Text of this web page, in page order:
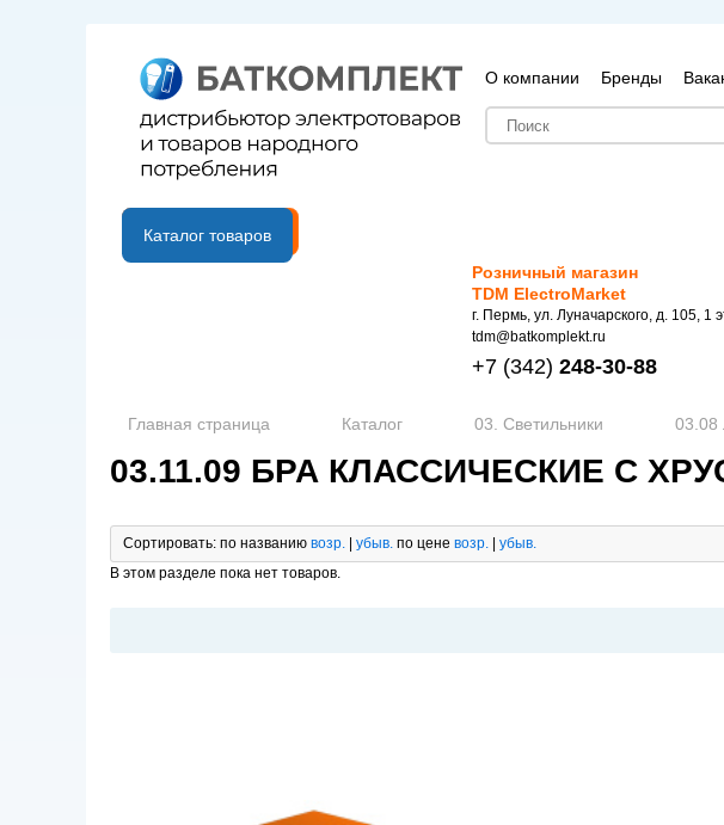
О компании Бренды
B2B портал
Каталог товаров
Розничный магазин
TDM ElectroMarket
г. Пермь, ул. Луначарского, д. 105, 1
tdm@batkomplekt.ru
+7 (342) 248-30-88
Главная страница Каталог 03. Светильники 03.08
03.11.09 БРА КЛАССИЧЕСКИЕ С
Сортировать: по названию возр. | убыв. по цене возр. | убыв.
В этом разделе пока нет товаров.